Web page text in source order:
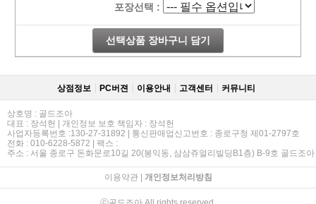
포장선택 :
선택상품 장바구니 담기
상점정보 PC버젼 이용안내 고객센터 커뮤니티
상호명 : 골드조아
대표 : 장석헌 | 개인정보 보호 책임자 : 장석헌
사업자등록번호 :130-27-31892 | 통신판매업신고번호 : 종로구청 제01-2797호
전화 : 010-6228-5872 | 팩스 :
주소 : 서울 종로구 돈화문로10길 20(봉익동, 삼삼쥬얼리빌딩B1층) B-9호 골드조아
이용약관| 개인정보처리방침